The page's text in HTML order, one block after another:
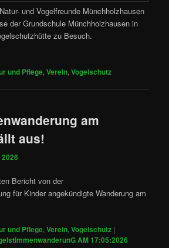
und Vogelfreunde Münchholzhausen
der Grundschule Münchholzhausen in
zu Besuch.
und Pflege,Verein,Vogelschutz
am
aus!
Bericht von der
für Kinder angekündigte Wanderung am
und Pflege,Verein,Vogelschutz |
AM 17:05:2026